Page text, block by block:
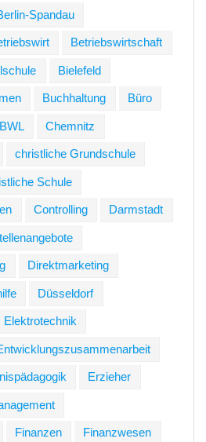
Spandau
Betriebswirtschaft
Bielefeld
Buchhaltung Büro
BWL Chemnitz
christliche Grundschule
Schule
Controlling Darmstadt
Direktmarketing
Düsseldorf
Elektrotechnik
Erzieher
Finanzen Finanzwesen